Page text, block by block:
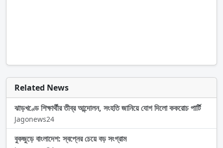
Related News
ঝাড়খণ্ডে শিক্ষার্থীর তীব্র আন্দোলন, সংহতি জানিয়ে যোগ দিলো ককরোচ পার্টি
Jagonews24
বুকজুড়ে বাংলাদেশ: স্বপ্নের চেয়ে বড় সংগ্রাম